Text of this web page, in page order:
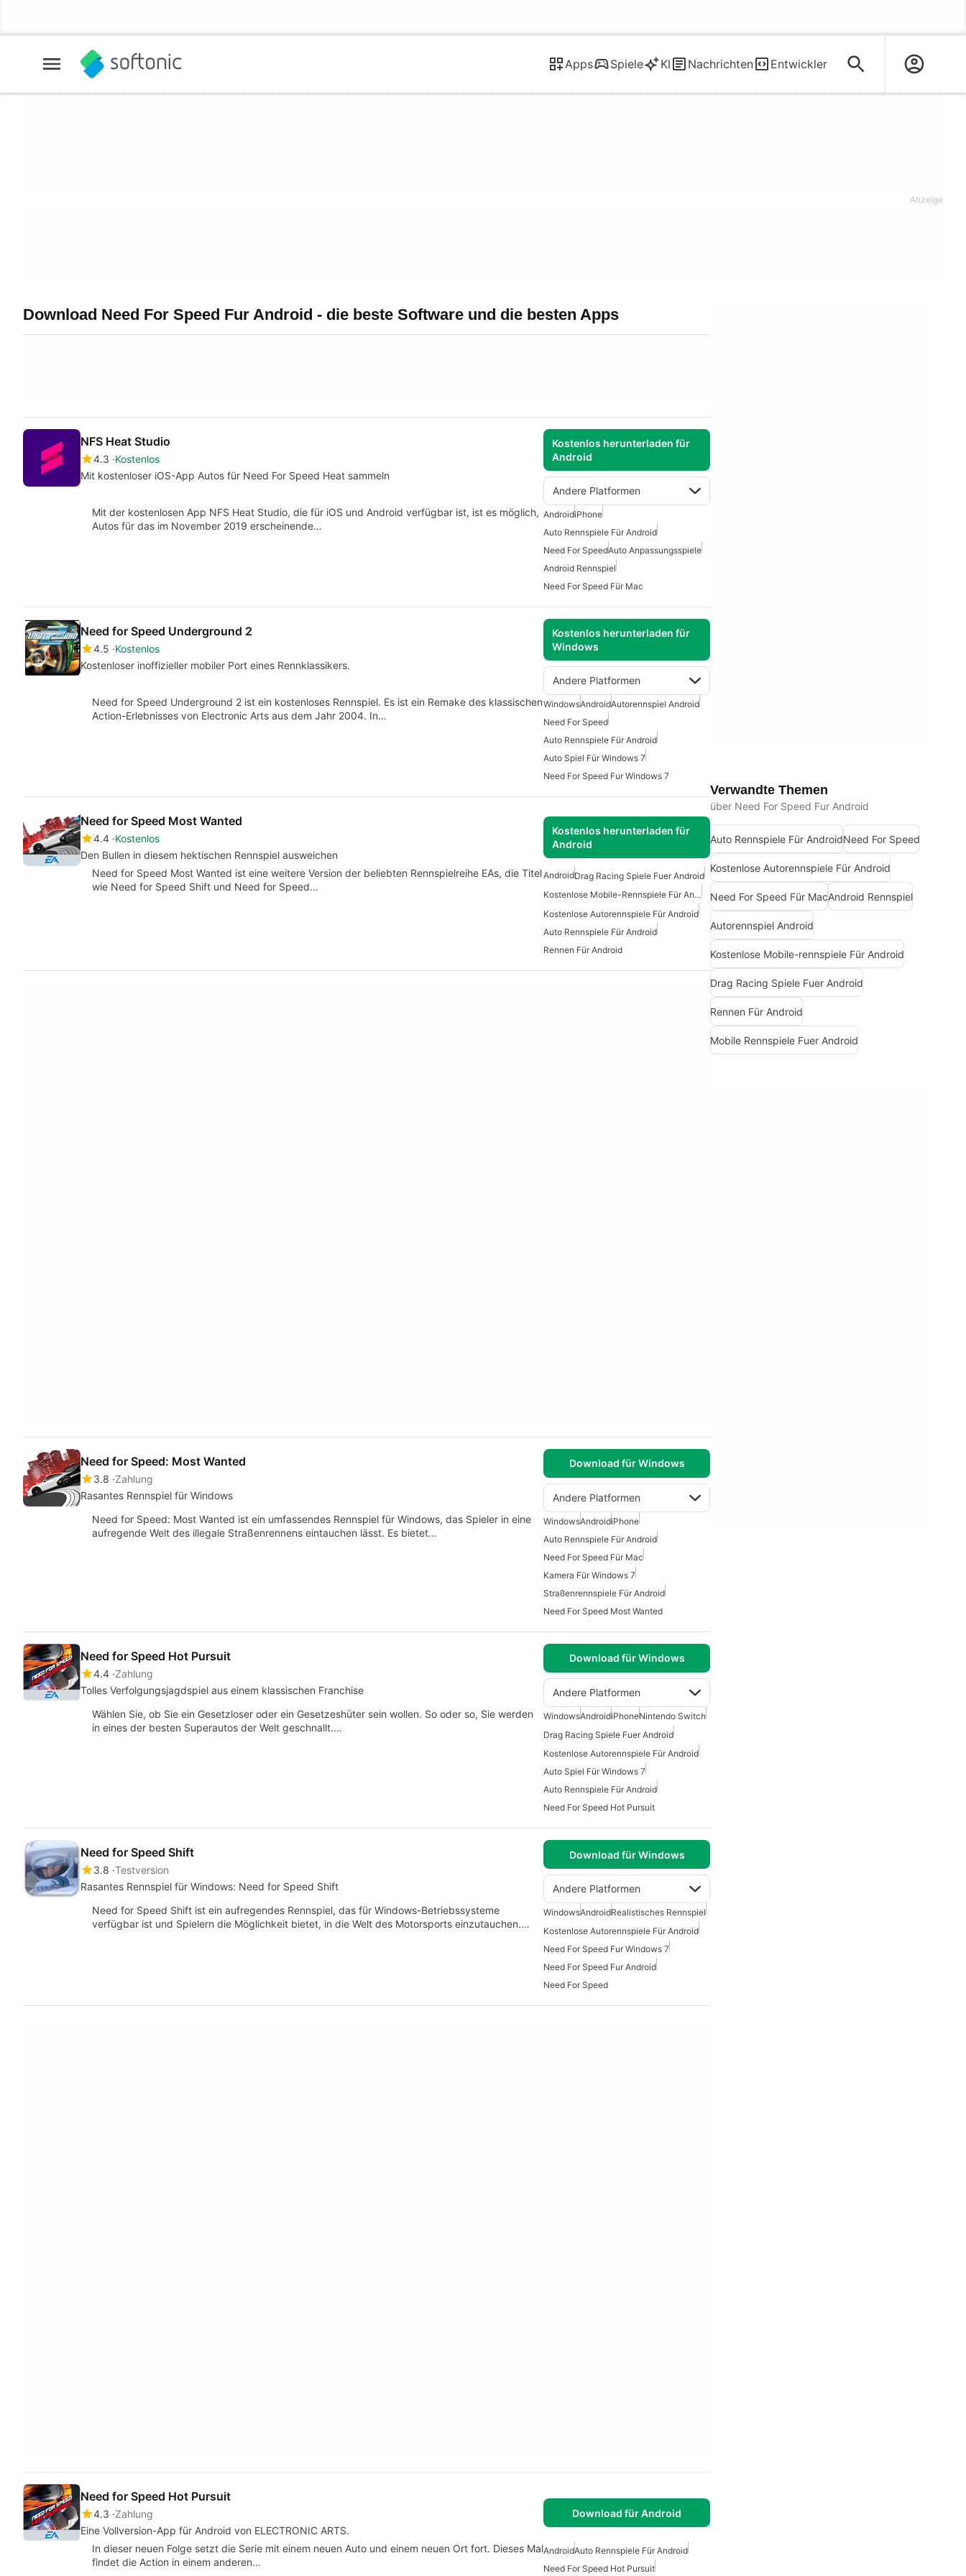
Apps Spiele KI Nachrichten Entwickler
Download Need For Speed Fur Android - die beste Software und die besten Apps
NFS Heat Studio
4.3 Kostenlos
Mit kostenloser iOS-App Autos für Need For Speed Heat sammeln
Kostenlos herunterladen für
Android
Andere Platformen
Mit der kostenlosen App NFS Heat Studio, die für iOS und Android verfügbar ist, ist es möglich,
Autos für das im November 2019 erscheinende…
AndroidiPhone
Auto Rennspiele Für Android
Need For SpeedAuto Anpassungsspiele
Android Rennspiel
Need For Speed Für Mac
Need for Speed Underground 2
4.5 Kostenlos
Kostenloser inoffizieller mobiler Port eines Rennklassikers.
Kostenlos herunterladen für
Windows
Andere Platformen
Need for Speed Underground 2 ist ein kostenloses Rennspiel. Es ist ein Remake des klassischen
Action-Erlebnisses von Electronic Arts aus dem Jahr 2004. In…
WindowsAndroidAutorennspiel Android
Need For Speed
Auto Rennspiele Für Android
Auto Spiel Für Windows 7
Need For Speed Fur Windows 7
Need for Speed Most Wanted
4.4 Kostenlos
Den Bullen in diesem hektischen Rennspiel ausweichen
Kostenlos herunterladen für
Android
Need for Speed Most Wanted ist eine weitere Version der beliebten Rennspielreihe EAs, die Titel
wie Need for Speed Shift und Need for Speed…
AndroidDrag Racing Spiele Fuer Android
Kostenlose Mobile-Rennspiele Für Android
Kostenlose Autorennspiele Für Android
Auto Rennspiele Für Android
Rennen Für Android
Need for Speed: Most Wanted
3.8 Zahlung
Rasantes Rennspiel für Windows
Download für Windows
Andere Platformen
Need for Speed: Most Wanted ist ein umfassendes Rennspiel für Windows, das Spieler in eine
aufregende Welt des illegale Straßenrennens eintauchen lässt. Es bietet…
WindowsAndroidiPhone
Auto Rennspiele Für Android
Need For Speed Für Mac
Kamera Für Windows 7
Straßenrennspiele Für Android
Need For Speed Most Wanted
Need for Speed Hot Pursuit
4.4 Zahlung
Tolles Verfolgungsjagdspiel aus einem klassischen Franchise
Download für Windows
Andere Platformen
Wählen Sie, ob Sie ein Gesetzloser oder ein Gesetzeshüter sein wollen. So oder so, Sie werden
in eines der besten Superautos der Welt geschnallt.…
WindowsAndroidiPhoneNintendo Switch
Drag Racing Spiele Fuer Android
Kostenlose Autorennspiele Für Android
Auto Spiel Für Windows 7
Auto Rennspiele Für Android
Need For Speed Hot Pursuit
Need for Speed Shift
3.8 Testversion
Rasantes Rennspiel für Windows: Need for Speed Shift
Download für Windows
Andere Platformen
Need for Speed Shift ist ein aufregendes Rennspiel, das für Windows-Betriebssysteme
verfügbar ist und Spielern die Möglichkeit bietet, in die Welt des Motorsports einzutauchen.…
WindowsAndroidRealistisches Rennspiel
Kostenlose Autorennspiele Für Android
Need For Speed Fur Windows 7
Need For Speed Fur Android
Need For Speed
Need for Speed Hot Pursuit
4.3 Zahlung
Eine Vollversion-App für Android von ELECTRONIC ARTS.
Download für Android
In dieser neuen Folge setzt die Serie mit einem neuen Auto und einem neuen Ort fort. Dieses Mal
findet die Action in einem anderen…
AndroidAuto Rennspiele Für Android
Need For Speed Hot Pursuit
Verwandte Themen
über Need For Speed Fur Android
Auto Rennspiele Für AndroidNeed For Speed
Kostenlose Autorennspiele Für Android
Need For Speed Für MacAndroid Rennspiel
Autorennspiel Android
Kostenlose Mobile-rennspiele Für Android
Drag Racing Spiele Fuer Android
Rennen Für Android
Mobile Rennspiele Fuer Android